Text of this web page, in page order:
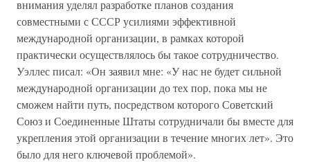
внимания уделял разработке планов создания
совместными с СССР усилиями эффективной
международной организации, в рамках которой
практически осуществлялось бы такое сотрудничество.
Уэллес писал: «Он заявил мне: «У нас не будет сильной
международной организации до тех пор, пока мы не
сможем найти путь, посредством которого Советский
Союз и Соединенные Штаты сотрудничали бы вместе для
укрепления этой организации в течение многих лет». Это
было для него ключевой проблемой».